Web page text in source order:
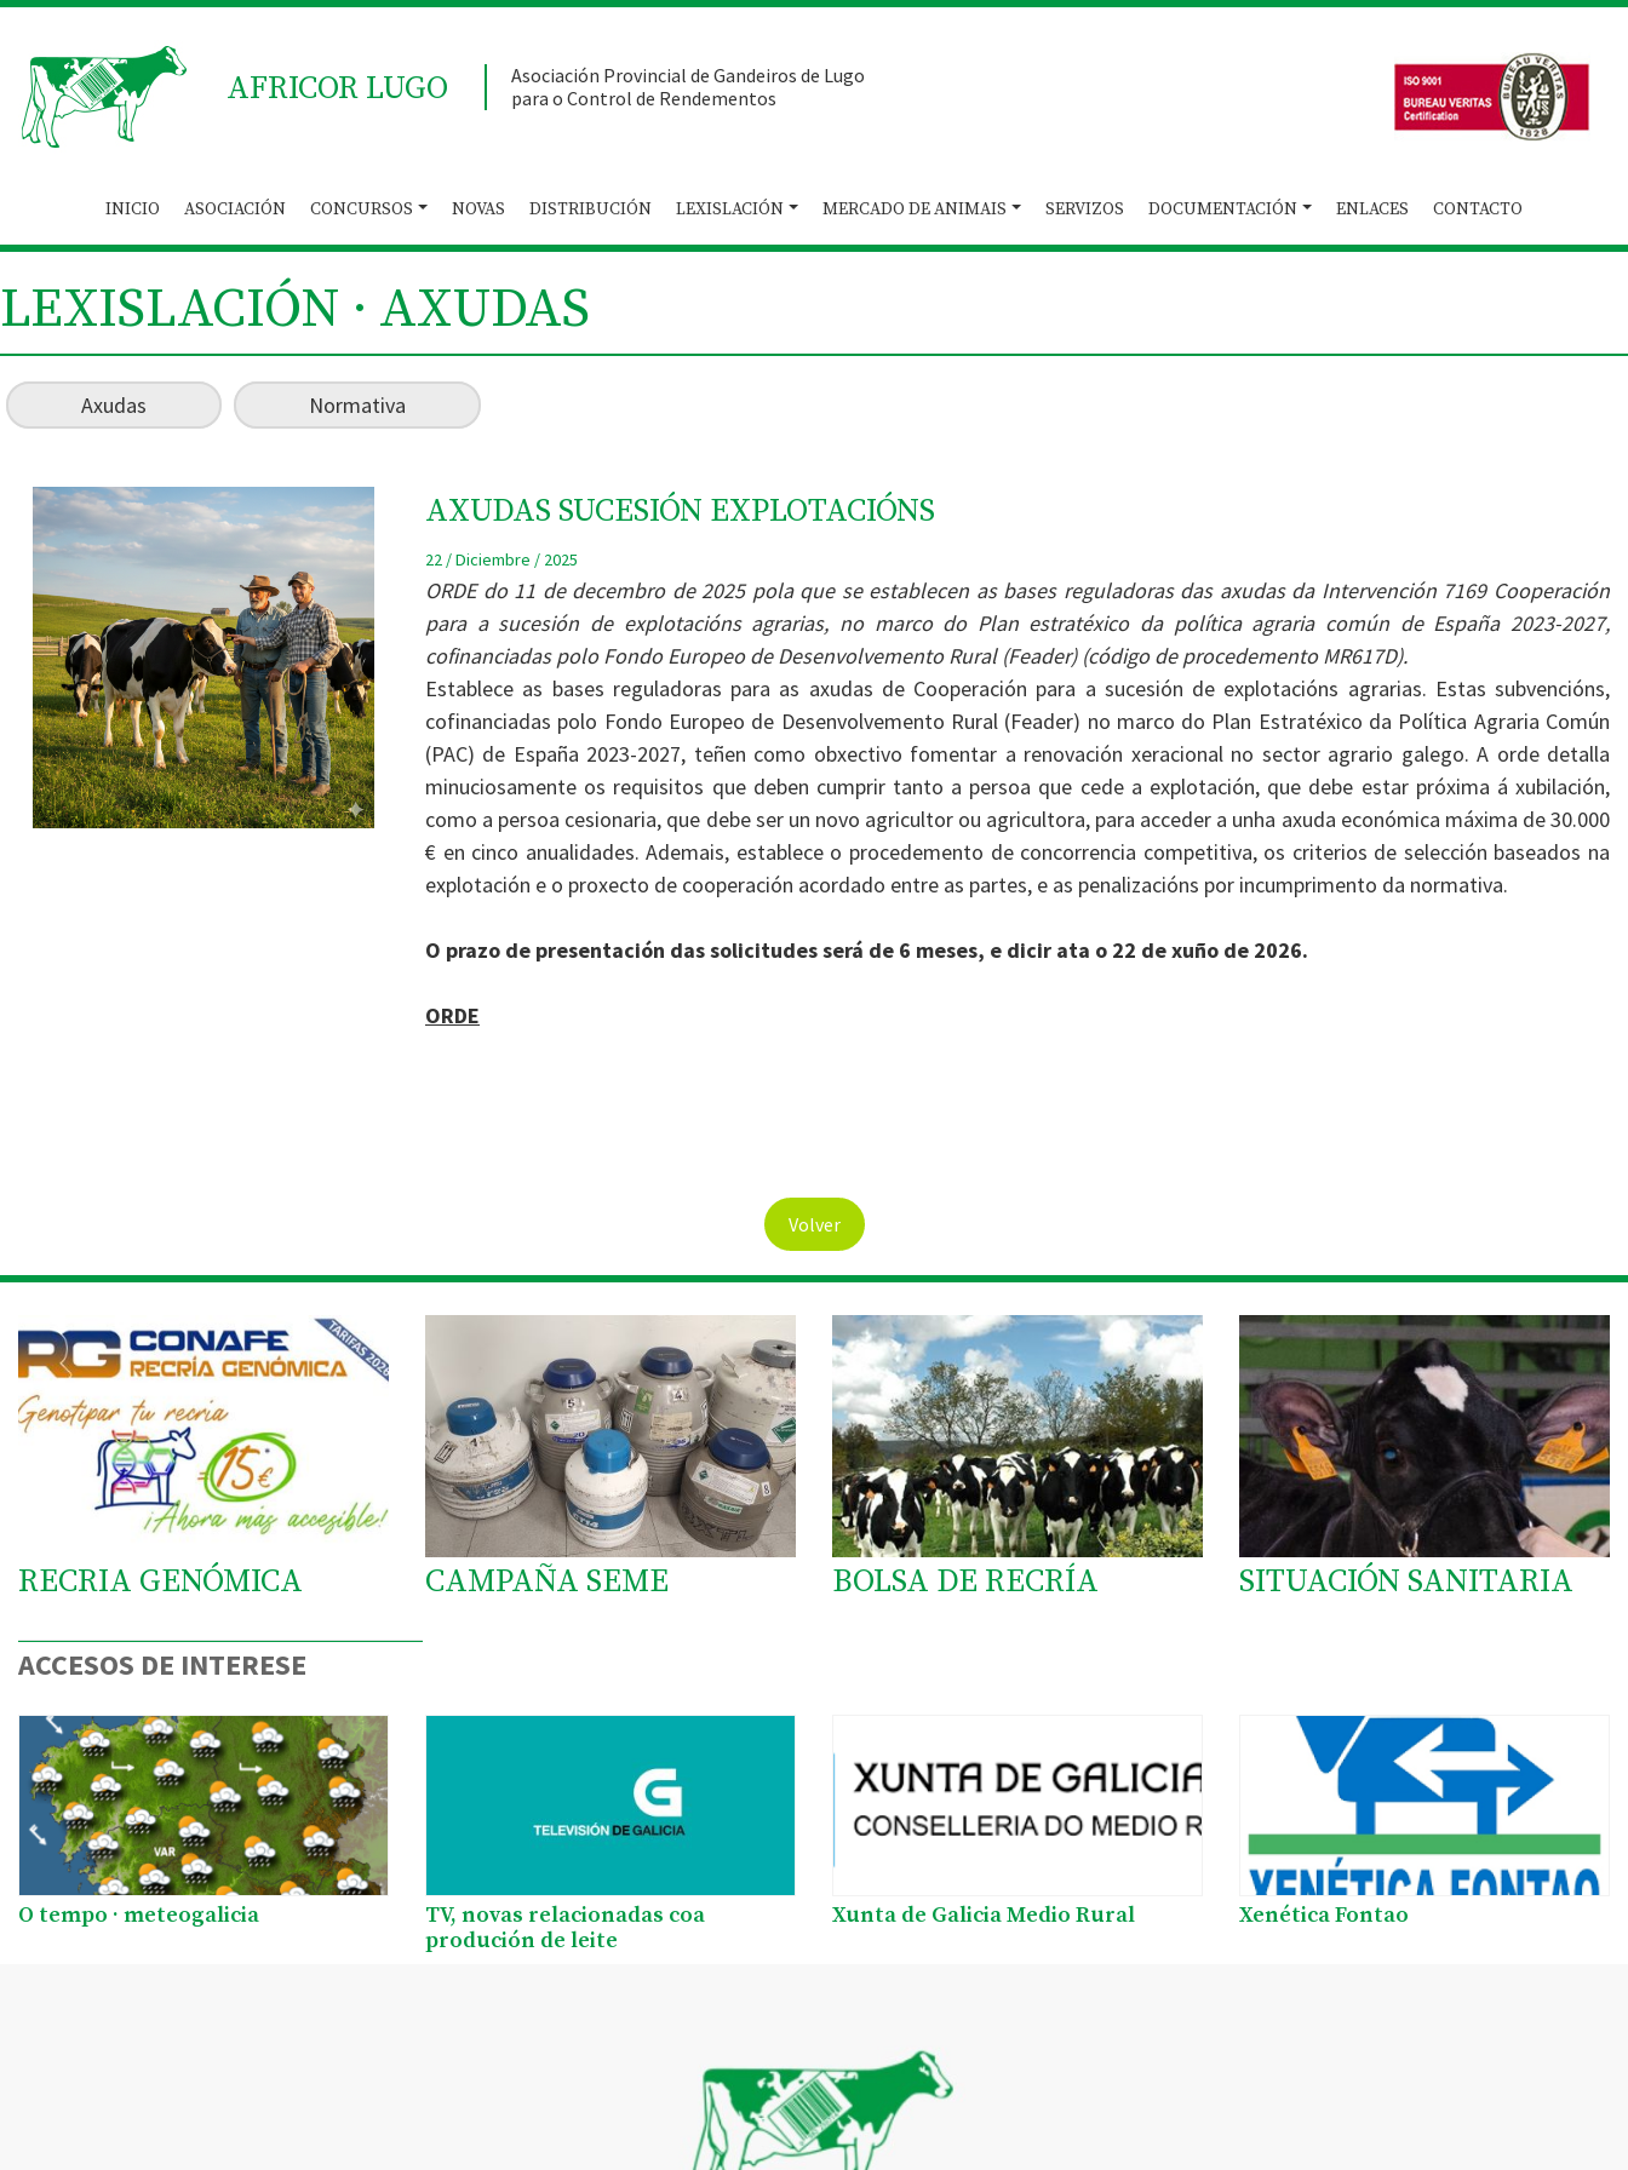
AFRICOR LUGO
Asociación Provincial de Gandeiros de Lugo
para o Control de Rendementos
INICIO ASOCIACIÓN CONCURSOS NOVAS DISTRIBUCIÓN LEXISLACIÓN MERCADO DE ANIMAIS SERVIZOS DOCUMENTACIÓN ENLACES CONTACTO
LEXISLACIÓN · AXUDAS
Axudas Normativa
AXUDAS SUCESIÓN EXPLOTACIÓNS
22 / Diciembre / 2025
ORDE do 11 de decembro de 2025 pola que se establecen as bases reguladoras das axudas da Intervención 7169 Cooperación
para a sucesión de explotacións agrarias, no marco do Plan estratéxico da política agraria común de España 2023-2027,
cofinanciadas polo Fondo Europeo de Desenvolvemento Rural (Feader) (código de procedemento MR617D).
Establece as bases reguladoras para as axudas de Cooperación para a sucesión de explotacións agrarias. Estas subvencións,
cofinanciadas polo Fondo Europeo de Desenvolvemento Rural (Feader) no marco do Plan Estratéxico da Política Agraria Común
(PAC) de España 2023-2027, teñen como obxectivo fomentar a renovación xeracional no sector agrario galego. A orde detalla
minuciosamente os requisitos que deben cumprir tanto a persoa que cede a explotación, que debe estar próxima á xubilación,
como a persoa cesionaria, que debe ser un novo agricultor ou agricultora, para acceder a unha axuda económica máxima de 30.000
€ en cinco anualidades. Ademais, establece o procedemento de concorrencia competitiva, os criterios de selección baseados na
explotación e o proxecto de cooperación acordado entre as partes, e as penalizacións por incumprimento da normativa.
O prazo de presentación das solicitudes será de 6 meses, e dicir ata o 22 de xuño de 2026.
ORDE
Volver
RECRIA GENÓMICA CAMPAÑA SEME BOLSA DE RECRÍA SITUACIÓN SANITARIA
ACCESOS DE INTERESE
O tempo · meteogalicia
TV, novas relacionadas coa
produción de leite
Xunta de Galicia Medio Rural Xenética Fontao